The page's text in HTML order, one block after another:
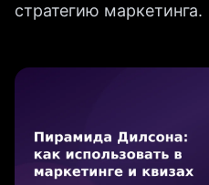
стратегию маркетинга.